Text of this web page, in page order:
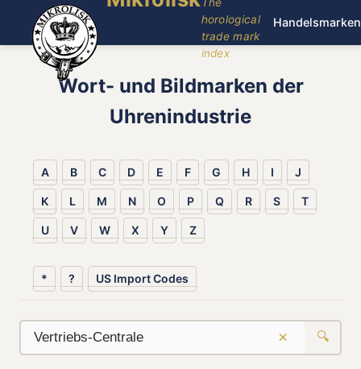
horological
trade mark
index
Handelsmarken
Wort- und Bildmarken der
Uhrenindustrie
A B C D E F G H I J
K L M N O P Q R S T
U V W X Y Z
* ? US Import Codes
× 🔍